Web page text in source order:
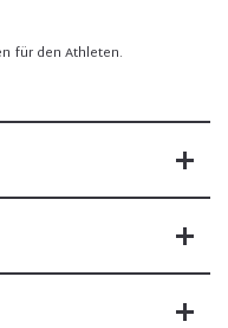
für den Athleten.